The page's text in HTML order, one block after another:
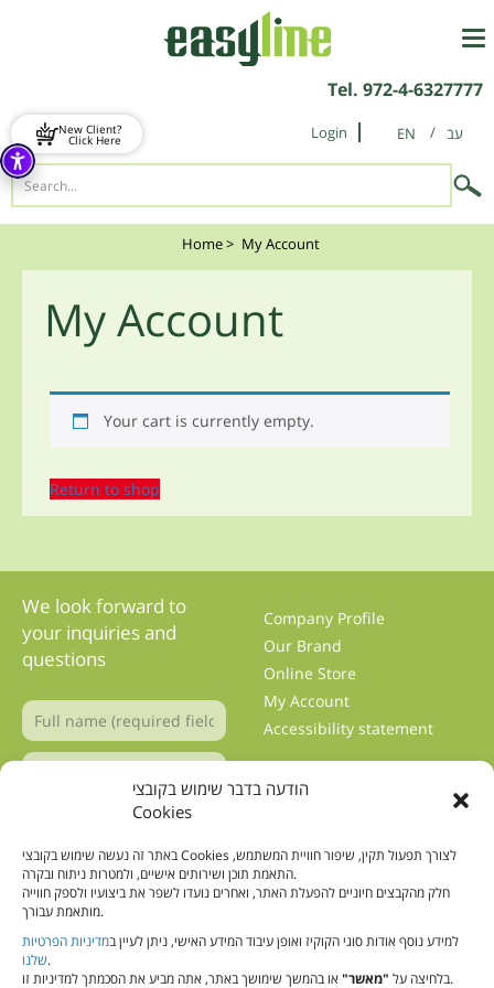
הודעה בדבר שימוש בקובצי
Cookies
באתר זה נעשה שימוש בקובצי Cookies לצורך תפעול תקין, שיפור חוויית המשתמש,
התאמת תוכן ושירותים אישיים, ולמטרות ניתוח ובקרה.
חלק מהקבצים חיוניים להפעלת האתר, ואחרים נועדו לשפר את ביצועיו ולספק חווייה
מותאמת עבורך.
למידע נוסף אודות סוגי הקוקיז ואופן עיבוד המידע האישי, ניתן לעיין במדיניות הפרטיות
שלנו.
בלחיצה על "מאשר" או בהמשך שימושך באתר, אתה מביע את הסכמתך למדיניות זו.
Tel. 972-4-6327777
Login EN
New Client?
Click Here
Home> My Account
My Account
Your cart is currently empty.
Return to shop
We look forward to
your inquiries and
questions
Company Profile
Our Brand
Online Store
My Account
Accessibility statement
Solutions for Nutritional
Support
Tube Feeding
Kosher certified by the
Badatz Eda HaChareidis
Professional blog
Contact Us
Terms and Conditions